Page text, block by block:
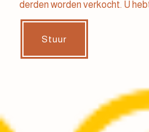
derden worden verkocht. U
Stuur